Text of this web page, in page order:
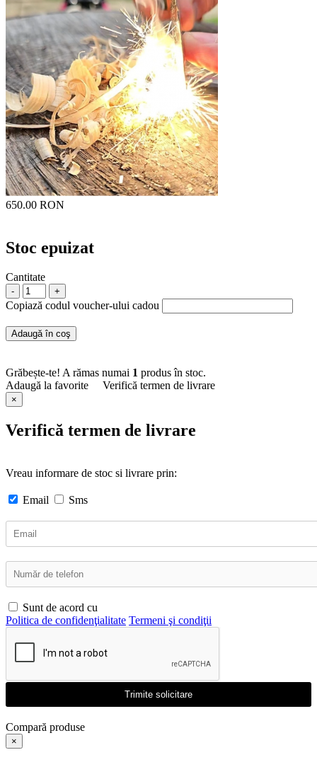
650.00 RON
Stoc epuizat
Cantitate
- +
Copiază codul voucher-ului cadou
Adaugă în coş
Grăbește-te! A rămas numai 1 produs în stoc.
Adaugă la favorite
Verifică termen de livrare
×
Verifică termen de livrare
Vreau informare de stoc si livrare prin:
Email Sms
Sunt de acord cu
Politica de confidenţialitate Termeni şi condiţii
Trimite solicitare
Compară produse
×